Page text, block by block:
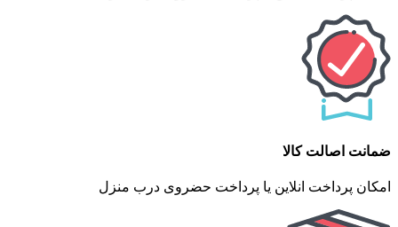
ضمانت اصالت کالا
امکان پرداخت انلاین یا پرداخت حضروی درب منزل